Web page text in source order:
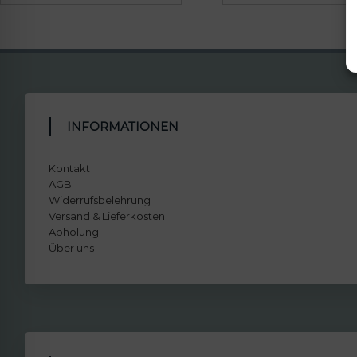
INFORMATIONEN
Kontakt
AGB
Widerrufsbelehrung
Versand & Lieferkosten
Abholung
Über uns